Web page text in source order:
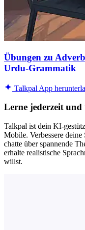
Übungen zu
Urdu-Grammatik
Talkpal App
Lerne jederzeit
Talkpal ist dein KI-
Mobile. Verbessere
chatte über spannende
erhalte realistische
willst.